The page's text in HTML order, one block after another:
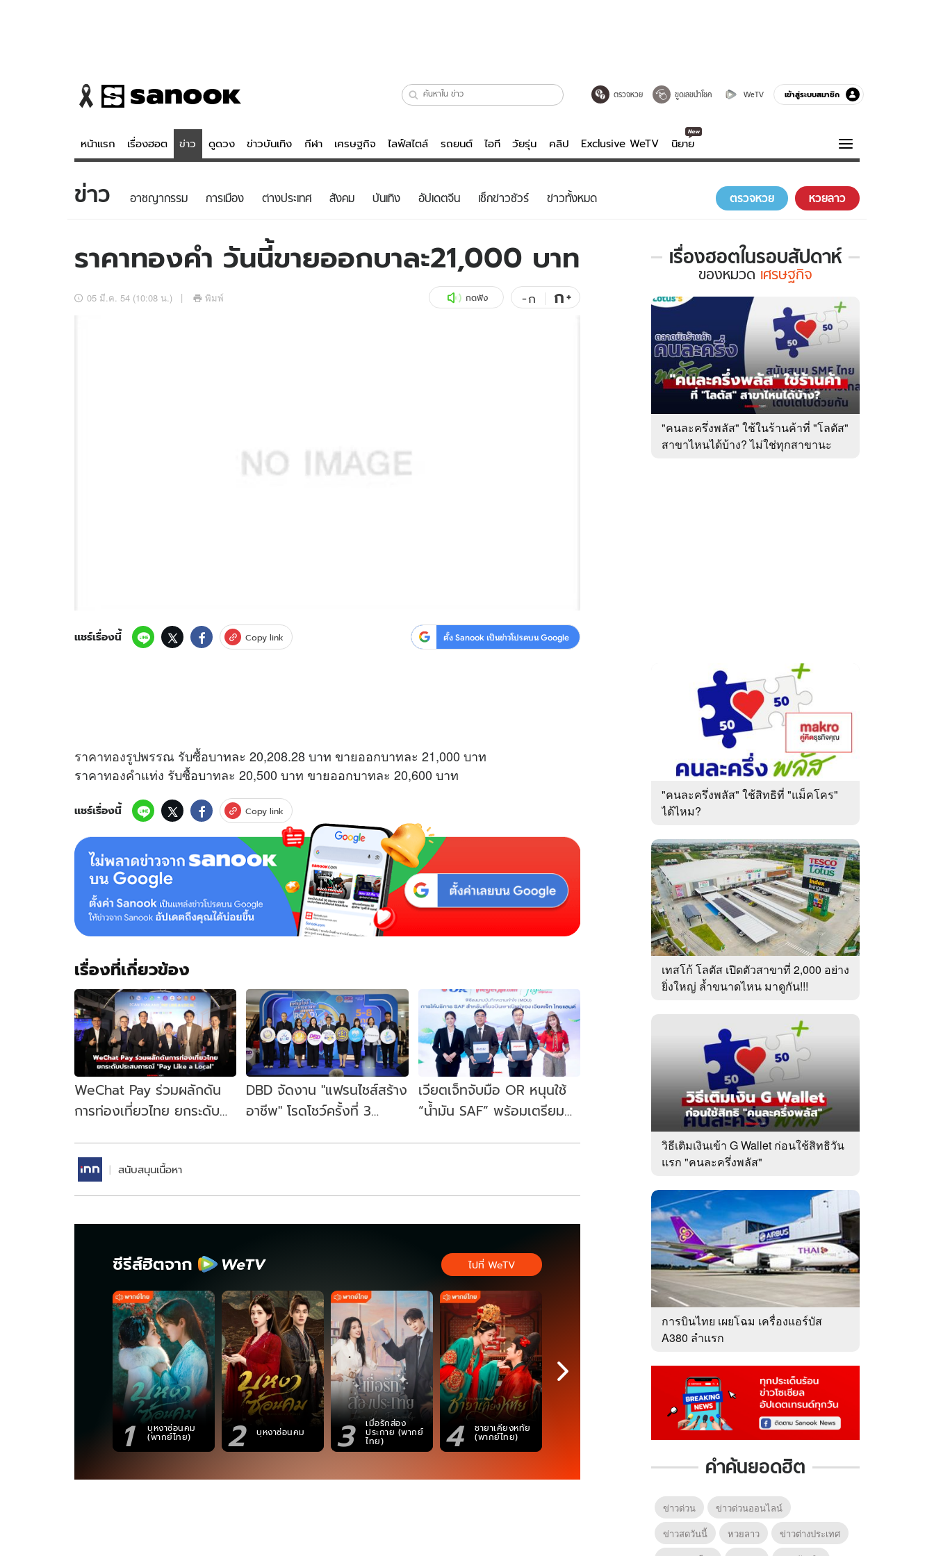
ตรวจหวย ขูดเลขนำโชค WeTV เข้าสู่ระบบสมาชิก
หน้าแรก เรื่องฮอต ข่าว ดูดวง ข่าวบันเทิง กีฬา เศรษฐกิจ ไลฟ์สไตล์ รถยนต์ ไอที วัยรุ่น คลิป Exclusive WeTV นิยาย
ข่าว
ข่าวบันเทิง
ดูดวง - ตรวจหวย
หวยไทย
สถิติหวยไทย
ไลฟ์สไตล์
วัยรุ่น
รถยนต์
บันเทิงครบรส
เกมส์
คลิป
พอดแคสต์
ความรู้รอบตัว
ฮาวทู
ติดตามสนุกโซเชียลได้ที่
ข่าว อาชญากรรม การเมือง ต่างประเทศ สังคม บันเทิง อัปเดตจีน เช็กข่าวชัวร์ ข่าวทั้งหมด ตรวจหวย หวยลาว
ราคาทองคำ วันนี้ขายออกบาละ21,000 บาท
05 มี.ค. 54 (10:08 น.) พิมพ์ กดฟัง -ก ก+
แชร์เรื่องนี้ Copy link ตั้ง Sanook เป็นข่าวโปรดบน Google
ราคาทองรูปพรรณ รับซื้อบาทละ 20,208.28 บาท ขายออกบาทละ 21,000 บาท
ราคาทองคำแท่ง รับซื้อบาทละ 20,500 บาท ขายออกบาทละ 20,600 บาท
แชร์เรื่องนี้ Copy link
เรื่องที่เกี่ยวข้อง
WeChat Pay ร่วมผลักดัน
การท่องเที่ยวไทย ยกระดับ
Local"
DBD จัดงาน "แฟรนไชส์สร้าง
อาชีพ" โรดโชว์ครั้งที่ 3
เวียตเจ็ทจับมือ OR หนุนใช้
“น้ำมัน SAF” พร้อมเตรียม
สนับสนุนเนื้อหา
ซีรีส์ฮิตจาก
1 บุหงาซ่อนคม
(พากย์ไทย) 2 บุหงาซ่อนคม 3 เมื่อรักส่อง
ประกาย (พากย์
ไทย) 4 ชายาเคียงหทัย
(พากย์ไทย) 5 6 หากวินาทีนั้นไม่
พบเธอ (พากย์
ไทย) 7 ซอโซ่ล่ามธีร์
ไปที่ WeTV
เรื่องฮอตในรอบสัปดาห์
เรื่อง
ใน
รอบ
ของ
หมวด
เศรษฐกิจ
ของหมวด เศรษฐกิจ
"คนละครึ่งพลัส" ใช้ในร้านค้าที่ "โลตัส"
สาขาไหนได้บ้าง? ไม่ใช่ทุกสาขานะ
"คนละครึ่งพลัส" ใช้สิทธิที่ "แม็คโคร"
ได้ไหม?
เทสโก้ โลตัส เปิดตัวสาขาที่ 2,000 อย่าง
ยิ่งใหญ่ ล้ำขนาดไหน มาดูกัน!!!
วิธีเติมเงินเข้า G Wallet ก่อนใช้สิทธิวัน
แรก "คนละครึ่งพลัส"
การบินไทย เผยโฉม เครื่องแอร์บัส
A380 ลำแรก
คำค้นยอดฮิต
ข่าวด่วน
ข่าวด่วนออนไลน์
ข่าวสดวันนี้
หวยลาว
ข่าวต่างประเทศ